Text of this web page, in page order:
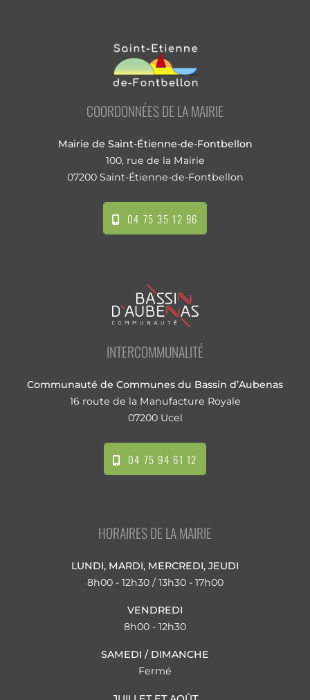
COORDONNÉES DE LA MAIRIE
Mairie de Saint-Étienne-de-Fontbellon
100, rue de la Mairie
07200 Saint-Étienne-de-Fontbellon
04 75 35 12 96
INTERCOMMUNALITÉ
Communauté de Communes du Bassin d’Aubenas
16 route de la Manufacture Royale
07200 Ucel
04 75 94 61 12
HORAIRES DE LA MAIRIE
LUNDI, MARDI, MERCREDI, JEUDI
8h00 - 12h30 / 13h30 - 17h00
VENDREDI
8h00 - 12h30
SAMEDI / DIMANCHE
Fermé